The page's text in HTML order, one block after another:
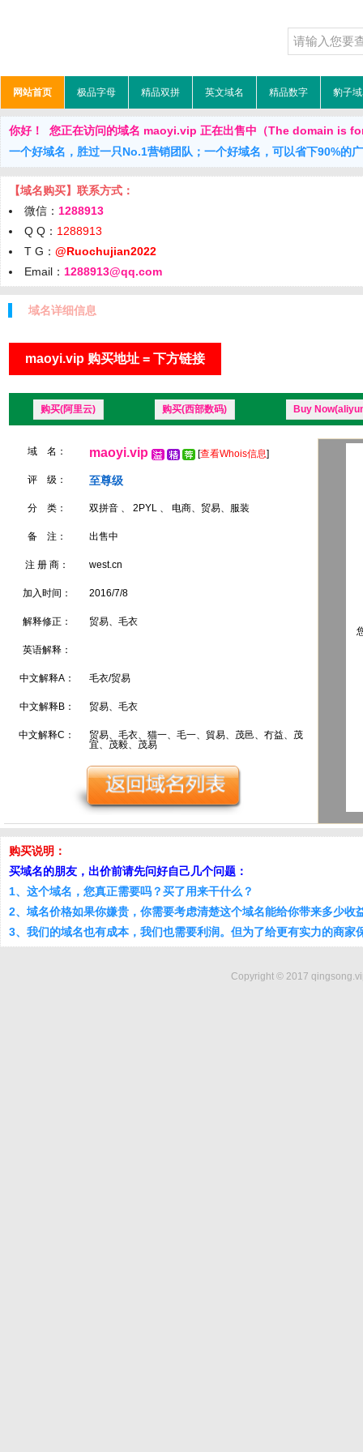
网站首页 极品字母 精品双拼 英文域名 精品数字 豹子
你好！ 您正在访问的域名 maoyi.vip 正在出售中（The domain is
一个好域名，胜过一只No.1营销团队；一个好域名，可以省下90%的
【域名购买】联系方式：
微信： 1288913
Q Q： 1288913
T G： @Ruochujian2022
Email： 1288913@qq.com
域名详细信息
maoyi.vip 购买地址 = 下方链接
购买(阿里云) 购买(西部数码) Buy
域 名： maoyi.vip [查看Whois信息]
评 级： 至尊级
分 类： 双拼音 、 2PYL 、 电商、贸易、服装
备 注： 出售中
注 册 商： west.cn
加入时间： 2016/7/8
解释修正： 贸易、毛衣
英语解释：
中文解释A： 毛衣/贸易
中文解释B： 贸易、毛衣
中文解释C：
贸易、毛衣、猫一、毛一、貿易、茂邑、冇益、茂
宜、茂毅、茂易
购买说明：
买域名的朋友，出价前请先问好自己几个问题：
1、这个域名，您真正需要吗？买了用来干什么？
2、域名价格如果你嫌贵，你需要考虑清楚这个域名能给你带来多少收
3、我们的域名也有成本，我们也需要利润。但为了给更有实力的商家
Copyright © 2017